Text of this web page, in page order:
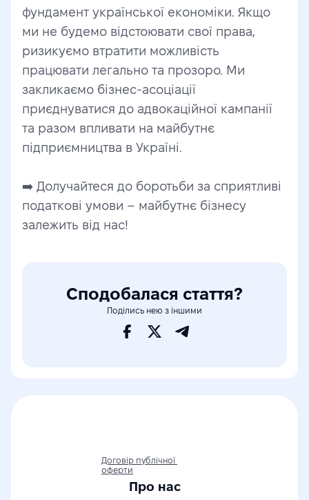
фундамент української економіки. Якщо
ми не будемо відстоювати свої права,
ризикуємо втратити можливість
працювати легально та прозоро. Ми
закликаємо бізнес-асоціації
приєднуватися до адвокаційної кампанії
та разом впливати на майбутнє
підприємництва в Україні.
➡️ Долучайтеся до боротьби за сприятливі
податкові умови – майбутнє бізнесу
залежить від нас!
Сподобалася стаття?
Поділись нею з іншими
Договір публічної
оферти
Про нас